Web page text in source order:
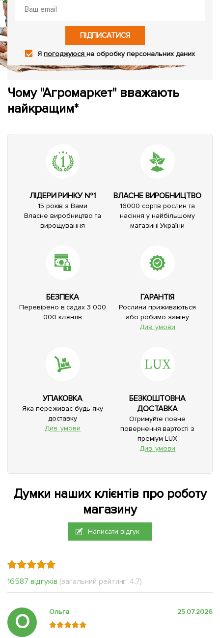
ПІДПИСАТИСЯ
Япогоджуюсяна обробку персональних даних
Чому "Агромаркет" вважають
найкращим*
ЛІДЕРИ РИНКУ №1
15 років з Вами
Власне виробництво та
вирощування
ВЛАСНЕ ВИРОБНИЦТВО
16000 сортів рослин та
насіння у найбільшому
магазині України
БЕЗПЕКА
Перевірено в садах 3 000
000 клієнтів
ГАРАНТІЯ
Рослини приживаються
або робимо заміну
Див. умови
УПАКОВКА
Яка переживає будь-яку
доставку
Див. умови
БЕЗКОШТОВНА
ДОСТАВКА
Отримуйте повне
повернення вартості з
преміум LUX
Див. умови
Думки наших клієнтів про роботу
магазину
Написати відгук
16587 відгуків (загальний рейтинг: 4.7)
О Ольга 25.07.2026